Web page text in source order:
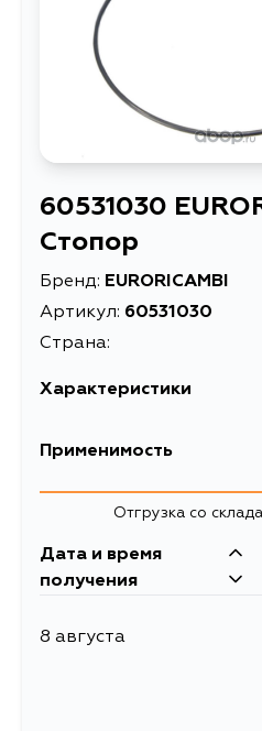
60531030
Стопор
Бренд: EURORICAMBI
Артикул: 60531030
Страна:
Характеристики
Масса, кг
Применимость
Mercedes-Benz
Кузов
ГРУЗ. А/М, БАЗА 3150 MM,
669.301, 669.363,
670.303, 670.302, 670.362
Отгрузка со
Дата и время
получения
8 августа